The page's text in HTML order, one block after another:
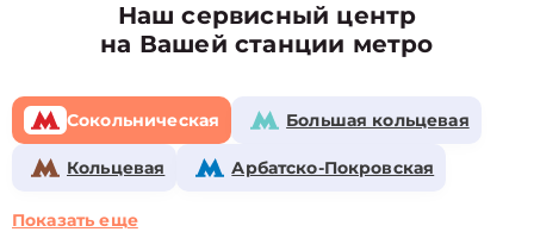
Наш сервисный центр
на Вашей станции метро
Сокольническая Большая кольцевая
Кольцевая Арбатско-Покровская
Показать еще